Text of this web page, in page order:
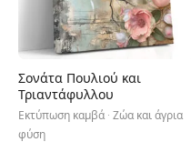
Σονάτα Πουλιού και
Τριαντάφυλλου
Εκτύπωση καμβά · Ζώα και άγρια
φύση